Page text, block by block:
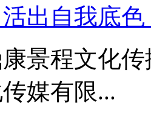
出自我底色
景程文化
媒有限...